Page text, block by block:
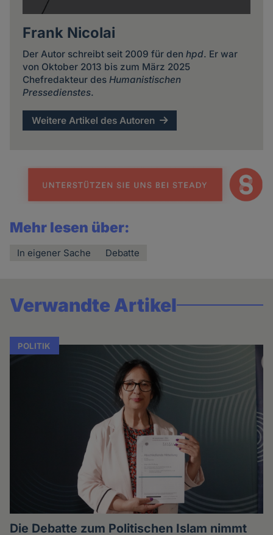
Frank Nicolai
Der Autor schreibt seit 2009 für den hpd. Er war
von Oktober 2013 bis zum März 2025
Chefredakteur des Humanistischen
Pressedienstes.
Weitere Artikel des Autoren
Mehr lesen über:
In eigener Sache Debatte
Verwandte Artikel
POLITIK
Die Debatte zum Politischen Islam nimmt